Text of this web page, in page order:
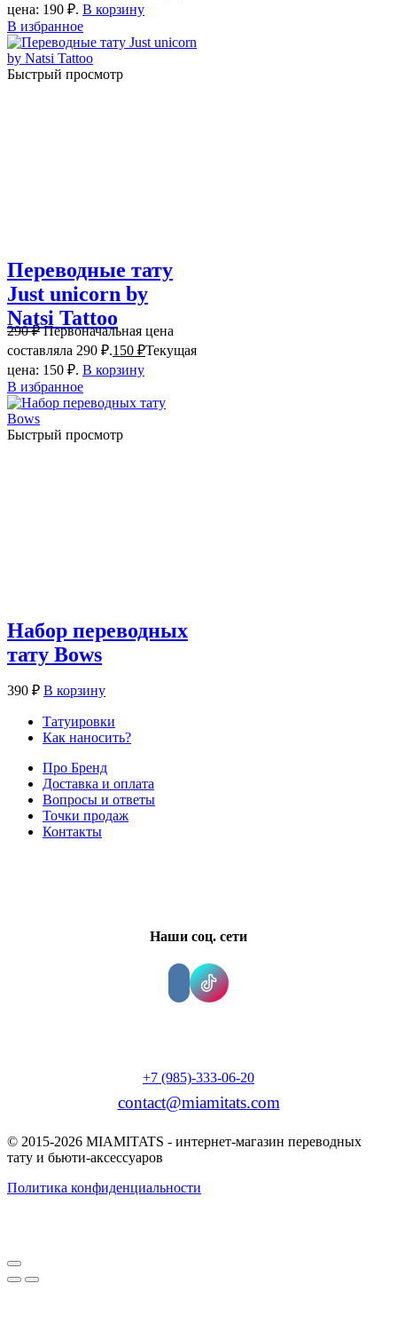
цена: 190 ₽. В корзину
В избранное
Быстрый просмотр
Переводные тату
Just unicorn by
Natsi Tattoo
290₽ Первоначальная цена
составляла 290 ₽.150 ₽Текущая
цена: 150 ₽. В корзину
В избранное
Быстрый просмотр
Набор переводных
тату Bows
390 ₽ В корзину
Татуировки
Как наносить?
Про Бренд
Доставка и оплата
Вопросы и ответы
Точки продаж
Контакты
Наши соц. сети
+7 (985)-333-06-20
contact@miamitats.com
© 2015-2026 MIAMITATS - интернет-магазин переводных
тату и бьюти-аксессуаров
Политика конфиденциальности